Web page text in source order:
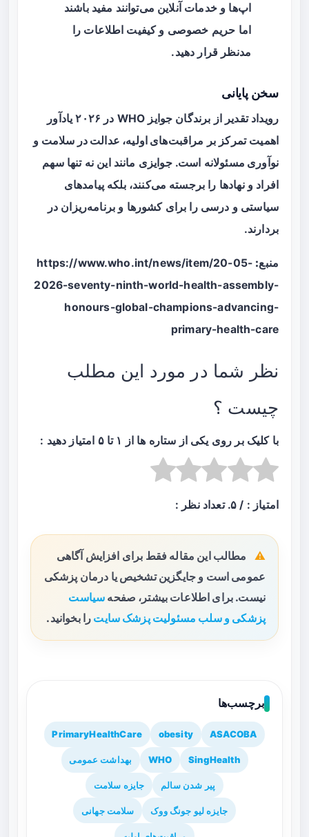
اپ‌ها و خدمات آنلاین می‌توانند مفید باشند
اما حریم خصوصی و کیفیت اطلاعات را
مدنظر قرار دهید.
سخن پایانی
رویداد تقدیر از برندگان جوایز WHO در ۲۰۲۶ یادآور
اهمیت تمرکز بر مراقبت‌های اولیه، عدالت در سلامت و
نوآوری مسئولانه است. جوایزی مانند این نه تنها سهم
افراد و نهادها را برجسته می‌کنند، بلکه پیامدهای
سیاستی و درسی را برای کشورها و برنامه‌ریزان در
بردارند.
منبع: https://www.who.int/news/item/20-05-
2026-seventy-ninth-world-health-assembly-
honours-global-champions-advancing-
primary-health-care
نظر شما در مورد این مطلب
چیست ؟
با کلیک بر روی یکی از ستاره ها از ۱ تا ۵ امتیاز دهید :
امتیاز : / ۵. تعداد نظر :
مطالب این مقاله فقط برای افزایش آگاهی
عمومی است و جایگزین تشخیص یا درمان پزشکی
نیست. برای اطلاعات بیشتر، صفحه سیاست
پزشکی و سلب مسئولیت پزشک سایت را بخوانید.
برچسب‌ها
ASACOBA
obesity
PrimaryHealthCare
SingHealth
WHO بهداشت عمومی
پیر شدن سالم جایزه سلامت
جایزه لیو جونگ ووک سلامت جهانی